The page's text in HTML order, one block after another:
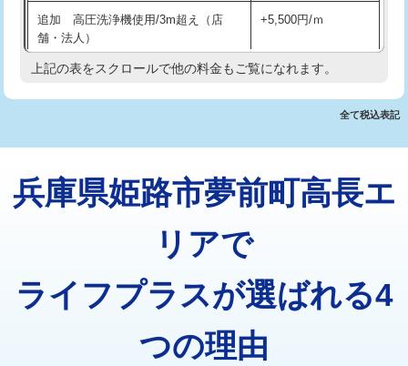
排水管工事（追加 排水管工事/3ｍ超
え）
マス交換（土の掘削・埋め戻し作業） 11,000円~
マス交換（深さ50㎝以上） 66,000円
コンクリート斫り（厚さ10㎝超え）
モルタル補修（厚さ10㎝まで） 27,500円
追加 高圧洗浄機使用/3m超え（店
舗・法人）
+5,500円/ｍ
高度高圧洗浄換 現地調査
トーラー機使用/3mまで 33,000円
追加トーラー機使用/3m超え +3,300円
止水・漏水調査・防水処理・清掃・修
11,000円
止水・漏水調査・防水処理・清掃・修
22,000円
上記の表をスクロールで他の料金もご覧になれます。
全て税込表記
兵庫県姫路市夢前町高長エ
リアで
ライフプラスが選ばれる4
つの理由